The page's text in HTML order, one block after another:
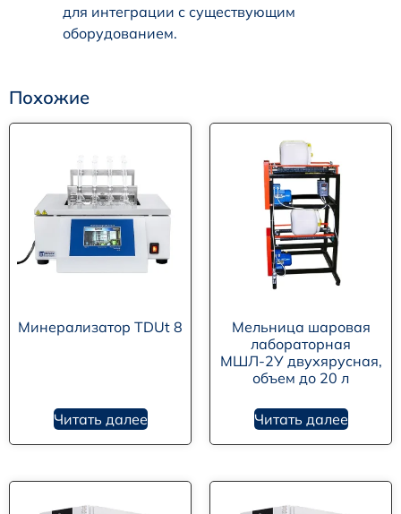
для интеграции с существующим
оборудованием.
Похожие
Минерализатор TDUt 8
Читать далее
Мельница шаровая
лабораторная
МШЛ-2У двухярусная,
объем до 20 л
Читать далее